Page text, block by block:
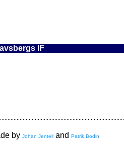
IF
by Johan Jentell and Patrik Bodin